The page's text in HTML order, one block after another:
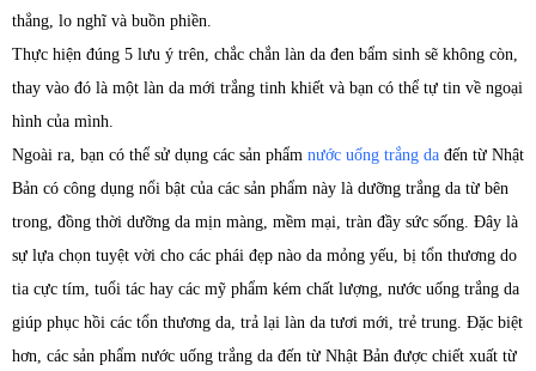
thẳng, lo nghĩ và buồn phiền.
Thực hiện đúng 5 lưu ý trên, chắc chắn làn da đen bẩm sinh sẽ không còn,
thay vào đó là một làn da mới trắng tinh khiết và bạn có thể tự tin về ngoại
hình của mình.
Ngoài ra, bạn có thể sử dụng các sản phẩm nước uống trắng da đến từ Nhật
Bản có công dụng nổi bật của các sản phẩm này là dưỡng trắng da từ bên
trong, đồng thời dưỡng da mịn màng, mềm mại, tràn đầy sức sống. Đây là
sự lựa chọn tuyệt vời cho các phái đẹp nào da mỏng yếu, bị tổn thương do
tia cực tím, tuổi tác hay các mỹ phẩm kém chất lượng, nước uống trắng da
giúp phục hồi các tổn thương da, trả lại làn da tươi mới, trẻ trung. Đặc biệt
hơn, các sản phẩm nước uống trắng da đến từ Nhật Bản được chiết xuất từ